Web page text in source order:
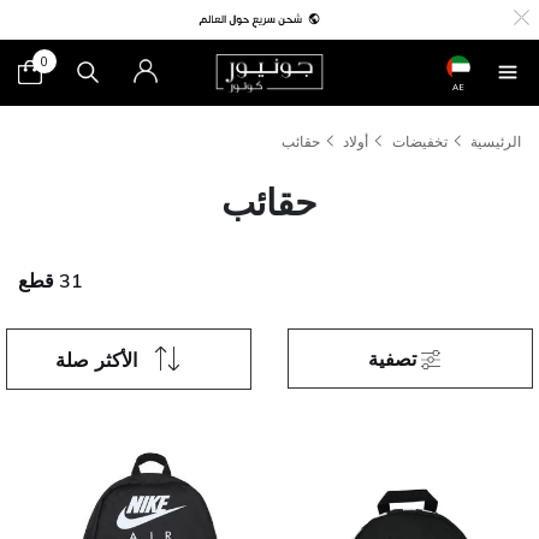
AE
0
الرئيسية تخفيضات أولاد حقائب
حقائب
31 قطع
الأكثر صلة تصفية